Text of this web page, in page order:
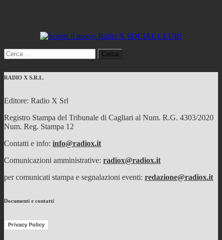
Ricerca
per:
RADIO X S.R.L.
Editore: Radio X Srl
Registro Stampa del Tribunale di Cagliari al Num. R.G. 4303/2020
Num. Reg. Stampa 12
Contatti e info: info@radiox.it
Comunicazioni amministrative: radiox@radiox.it
per comunicati stampa e segnalazioni eventi: redazione@radiox.it
Documenti e contatti
Privacy Policy